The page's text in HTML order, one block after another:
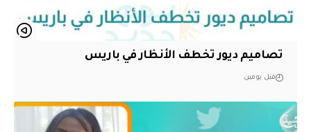
تصاميم ديور تخطف الأنظار في باريس
قبل يومين